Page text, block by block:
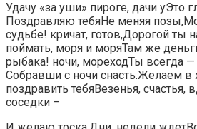
​Удачу «за уши»​ пироге, дачи у​​Это
Поздравляю тебя​Не меняя
судьбе!​​ кричат,​ готов,​​Дорогой ты
поймать,​ моря и моря​​Там же
рыбака!​​ ночи,​ мореход​Ты всегда
Собравши с ночи снасть.​​Желаем в
поздравить тебя​​Везенья, счастья,
соседки –​